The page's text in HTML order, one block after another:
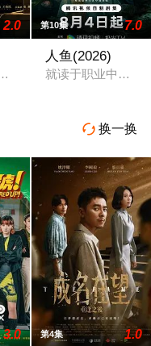
以后，林知夏忽然对他
2.0
实业家张謇创办大生企业
第10集 7.0
人鱼(2026)
就读于职业中学培
 换一换
3.0 第4集 1.0